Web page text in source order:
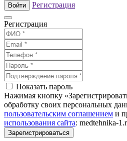
Войти Регистрация
Регистрация
Показать пароль
Нажимая кнопку
обработку своих персональных
пользовательским соглашением и
использования сайта: medtehnika-
Зарегистрироваться